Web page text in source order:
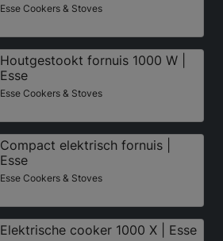
Esse Cookers & Stoves
Houtgestookt fornuis 1000 W |
Esse
Esse Cookers & Stoves
Compact elektrisch fornuis |
Esse
Esse Cookers & Stoves
Elektrische cooker 1000 X | Esse